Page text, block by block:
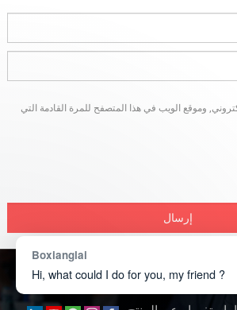
وموقع الويب في هذا المتصفح للمرة القادمة التي
© 2026 تقنية Boxerly .
Boxianglai
Hi, what could I do for you, my friend ?